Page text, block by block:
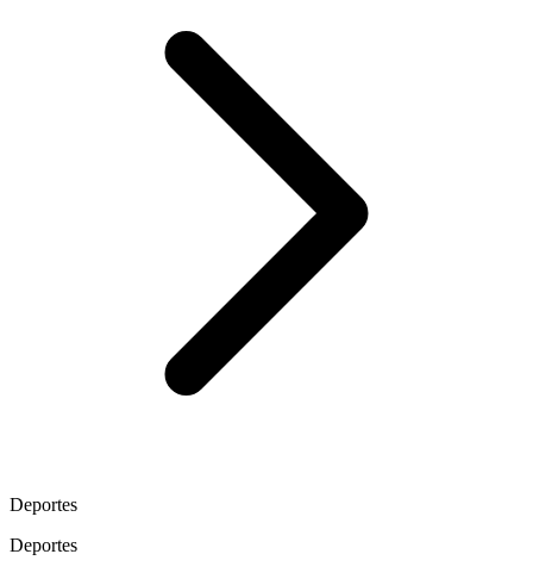
Deportes
Deportes